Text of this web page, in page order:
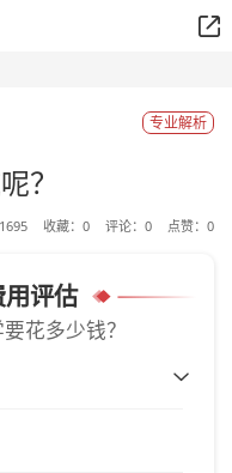
专业解析
？
1695 收藏： 0 评论： 0 点赞： 0
用评估
花多少钱？